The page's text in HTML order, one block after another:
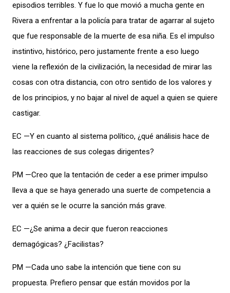
episodios terribles. Y fue lo que movió a mucha gente en
Rivera a enfrentar a la policía para tratar de agarrar al sujeto
que fue responsable de la muerte de esa niña. Es el impulso
instintivo, histórico, pero justamente frente a eso luego
viene la reflexión de la civilización, la necesidad de mirar las
cosas con otra distancia, con otro sentido de los valores y
de los principios, y no bajar al nivel de aquel a quien se quiere
castigar.
EC —Y en cuanto al sistema político, ¿qué análisis hace de
las reacciones de sus colegas dirigentes?
PM —Creo que la tentación de ceder a ese primer impulso
lleva a que se haya generado una suerte de competencia a
ver a quién se le ocurre la sanción más grave.
EC —¿Se anima a decir que fueron reacciones
demagógicas? ¿Facilistas?
PM —Cada uno sabe la intención que tiene con su
propuesta. Prefiero pensar que están movidos por la